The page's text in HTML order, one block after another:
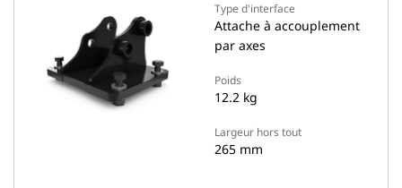
Type d'interface
Attache à accouplement
par axes
Poids
12.2 kg
Largeur hors tout
265 mm